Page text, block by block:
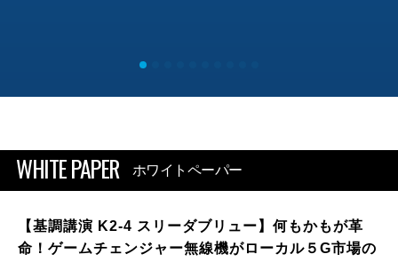
WHITE PAPER ホワイトペーパー
【基調講演 K2-4 スリーダブリュー】何もかもが革
命！ゲームチェンジャー無線機がローカル５G市場の